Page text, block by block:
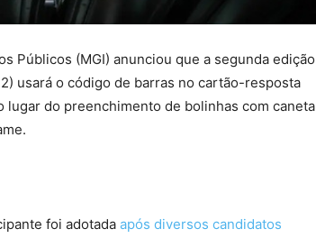
Públicos (MGI) anunciou que a segunda edição
usará o código de barras no cartão-resposta
do preenchimento de bolinhas com caneta
foi adotada após diversos candidatos